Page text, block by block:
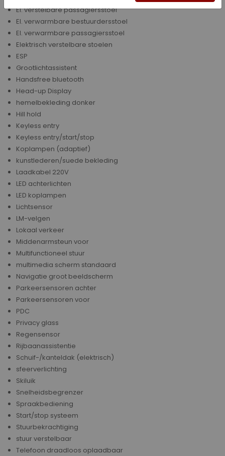
El. verstelbare passagiersstoel
El. verwarmbare bestuurdersstoel
El. verwarmbare passagiersstoel
Elektrisch verstelbare stoelen
ESP
Grootlichtassistent
Handsfree bluetooth
Head-up Display
hemelbekleding donker
Hill hold
Keyless entry
Keyless entry/start/stop
Koplampen (adaptief)
kunstlederen/suede bekleding
Laadkabel 220V
LED achterlichten
LED koplampen
Lichtsensor
LM-velgen
Lokaal verkeer
Middenarmsteun voor
Multifunctioneel stuur
multimedia scherm standaard
Navigatie groot beeldscherm
Parkeersensoren achter
Parkeersensoren voor
PDC
Privacy glass
Regensensor
Rijbaanassistentie
Schuif-/kanteldak (elektrisch)
sfeerverlichting
Skiluik
Snelheidsbegrenzer
Spraakbediening
Start/stop systeem
Stuurbekrachtiging
stuur verstelbaar
Telefoon draadloos oplaadbaar